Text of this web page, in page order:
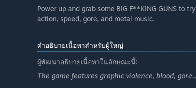
Power up and grab some BIG F**KING GUNS to
action, speed, gore, and metal music.
คำอธิบายเนื้อหาสำหรับผู้ใหญ่
ผู้พัฒนาอธิบายเนื้อหาในลักษณะนี้:
The game features graphic violence, blood,